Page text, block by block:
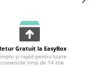
Gratuit la EasyBox
și rapid pentru toate
comenzile timp de 14 zile